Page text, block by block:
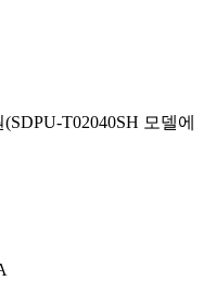
T02040SH 모델에